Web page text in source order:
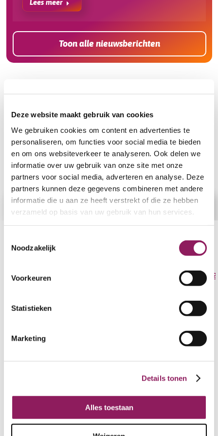
Deze website maakt gebruik van cookies
We gebruiken cookies om content en advertenties te
personaliseren, om functies voor social media te bieden
en om ons websiteverkeer te analyseren. Ook delen we
informatie over uw gebruik van onze site met onze
partners voor social media, adverteren en analyse. Deze
partners kunnen deze gegevens combineren met andere
informatie die u aan ze heeft verstrekt of die ze hebben
verzameld op basis van uw gebruik van hun services.
Noodzakelijk
Voorkeuren
Statistieken
Marketing
Details tonen
Alles toestaan
Lees meer
Toon alle nieuwsberichten
Kan jouw running gear wel een upgrade gebruiken?
De mooiste renkleding,
accessoires & merchandise
shop je hier!
Bezoek onze webshop!
Blik terug naar voorgaande
sep